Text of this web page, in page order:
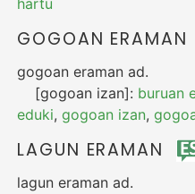
GOGOAN ERAMAN
gogoan eraman ad.
[gogoan izan]: buruan
eduki,gogoan izan,
LAGUN ERAMAN
lagun eraman ad.